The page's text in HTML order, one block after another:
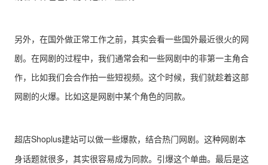
另外，在国外做正常工作之前，其实会看一些国外最近很火的网
剧。在网剧的过程中，我们通常会和一些网剧中的非第一主角合
作，比如我们会合作拍一些短视频。这个时候，我们就趁着这部
网剧的火爆。比如这是网剧中某个角色的同款。
超店Shoplus建站可以做一些爆款，结合热门网剧。这种网剧本
身话题就很多，其实很容易成为同款。引爆这个单曲。最后是这